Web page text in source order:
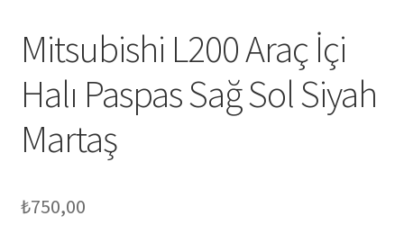
Mitsubishi L200 Araç İçi
Halı Paspas Sağ Sol Siyah
Martaş
₺750,00